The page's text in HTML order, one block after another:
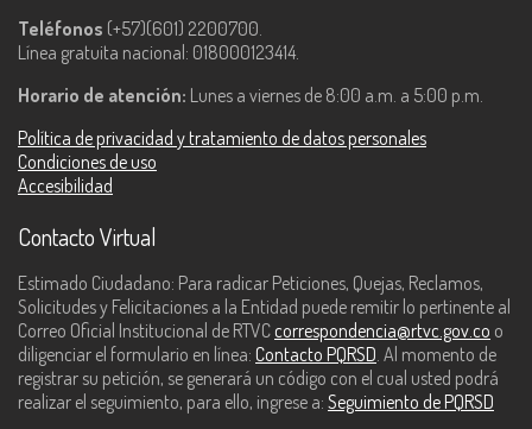
Teléfonos (+57)(601) 2200700.
Línea gratuita nacional: 018000123414.
Horario de atención: Lunes a viernes de 8:00 a.m. a 5:00 p.m.
Política de privacidad y tratamiento de datos personales
Condiciones de uso
Accesibilidad
Contacto Virtual
Estimado Ciudadano: Para radicar Peticiones, Quejas, Reclamos,
Solicitudes y Felicitaciones a la Entidad puede remitir lo pertinente al
Correo Oficial Institucional de RTVC correspondencia@rtvc.gov.co o
diligenciar el formulario en línea: Contacto PQRSD. Al momento de
registrar su petición, se generará un código con el cual usted podrá
realizar el seguimiento, para ello, ingrese a: Seguimiento de PQRSD